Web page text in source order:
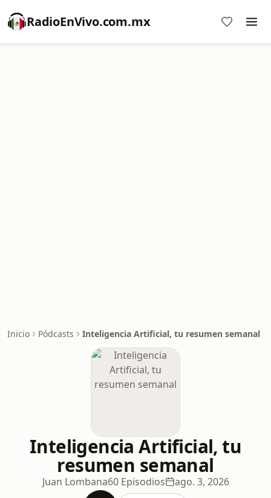
RadioEnVivo.com.mx
Inicio Pódcasts Inteligencia Artificial, tu resumen semanal
Inteligencia Artificial, tu
resumen semanal
Juan Lombana60 Episodios ago. 3, 2026